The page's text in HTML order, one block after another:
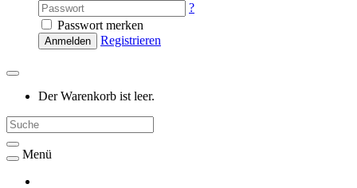
?
Passwort merken
Anmelden Registrieren
Der Warenkorb ist leer.
Menü